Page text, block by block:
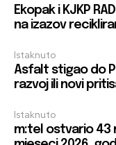
Ekopak i KJKP
na izazov
Istaknuto
Asfalt stigao do
razvoj ili novi
Istaknuto
m:tel ostvario 43